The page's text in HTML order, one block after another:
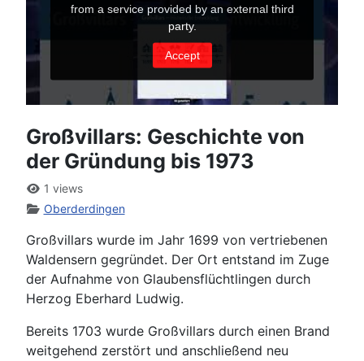
Großvillars: Geschichte von
der Gründung bis 1973
1 views
Oberderdingen
Großvillars wurde im Jahr 1699 von vertriebenen
Waldensern gegründet. Der Ort entstand im Zuge
der Aufnahme von Glaubensflüchtlingen durch
Herzog Eberhard Ludwig.
Bereits 1703 wurde Großvillars durch einen Brand
weitgehend zerstört und anschließend neu